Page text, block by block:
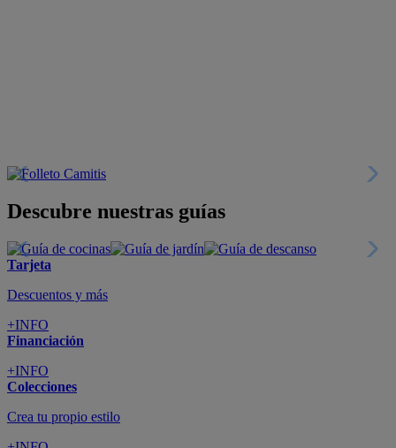
Descubre nuestras guías
Tarjeta
Descuentos y más
+INFO
Financiación
+INFO
Colecciones
Crea tu propio estilo